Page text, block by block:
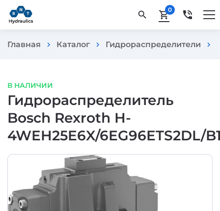
search shopping_cart0 phone_in_talk
Главная chevron_right Каталог chevron_right Гидрораспределители chevron_right
В НАЛИЧИИ
Гидрораспределитель
Bosch Rexroth H-
4WEH25E6X/6EG96ETS2DL/